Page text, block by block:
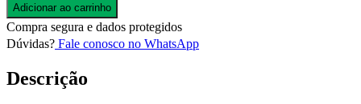
Adicionar ao carrinho
Compra segura e dados protegidos
Dúvidas? Fale conosco no WhatsApp
Descrição